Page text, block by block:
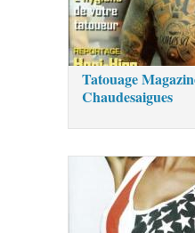
Tatouage
Chaudesaigues